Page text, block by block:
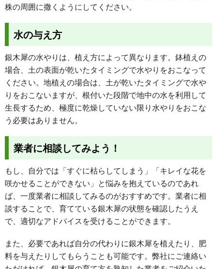
株の周囲に撒くようにしてください。
水の与え方
銀木犀の水やりは、植え方によって異なります。鉢植えの
場合、土の表面が乾いたタイミングで水やりをおこなって
ください。地植えの場合は、土が乾いたタイミングで水や
りをおこないますが、根付いた段階で地中の水を利用して
生長するため、極度に乾燥していない限り水やりをおこな
う必要はありません。
業者に相談してみよう！
もし、自分では「すぐに枯らしてしまう」「キレイな花を
咲かせることができない」と悩みを抱えているのであれ
ば、一度業者に相談してみるのがおすすめです。業者に相
談することで、育てている銀木犀の状態を確認したうえ
で、適切なアドバイスを受けることができます。
また、必要であれば自分の代わりに銀木犀を植えたり、肥
料を与えたりしてもらうことも可能です。弊社にご連絡い